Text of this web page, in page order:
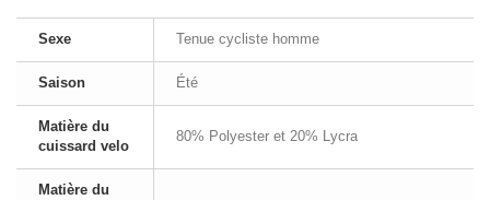
Sexe Tenue cycliste homme
Saison Été
Matière du
cuissard velo
80% Polyester et 20% Lycra
Matière du